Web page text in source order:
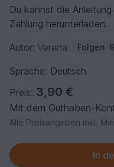
Du kannst die
Zahlung herunterladen.
Autor: Verena Folgen
Sprache: Deutsch
Preis: 3,90 €
Mit dem Guthaben-
Alle Preisangaben inkl.